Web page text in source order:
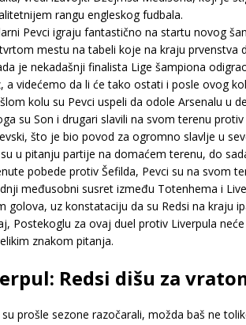
rangu engleskog fudbala.
Pevci igraju fantastično na startu novog
mestu na tabeli koje na kraju prvenstva
je nekadašnji finalista Lige šampiona
a videćemo da li će tako ostati i posle ovog
kolu su Pevci uspeli da odole Arsenalu u
su Son i drugari slavili na svom terenu
što je bio povod za ogromno slavlje u
u pitanju partije na domaćem terenu, do
pobede protiv Šefilda, Pevci su na svom
međusobni susret između Totenhema i
golova, uz konstataciju da su Redsi na kraju
Postekoglu za ovaj duel protiv Liverpula
znakom pitanja.
Redsi dišu za
su prošle sezone razočarali, možda baš ne